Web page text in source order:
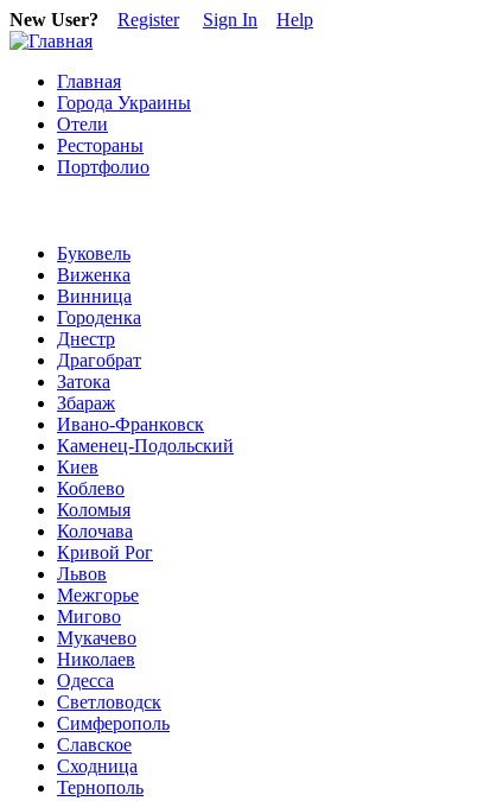
New User? Register Sign In Help
Главная
Города Украины
Отели
Рестораны
Портфолио
Буковель
Виженка
Винница
Городенка
Днестр
Драгобрат
Затока
Збараж
Ивано-Франковск
Каменец-Подольский
Киев
Коблево
Коломыя
Колочава
Кривой Рог
Львов
Межгорье
Мигово
Мукачево
Николаев
Одесса
Светловодск
Симферополь
Славское
Сходница
Тернополь